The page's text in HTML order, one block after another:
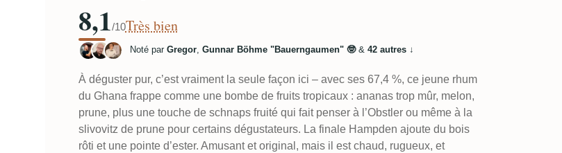
8,1/10Très bien
Noté par Gregor, Gunnar Böhme "Bauerngaumen" 🤓& 42 autres↓
À déguster pur, c’est vraiment la seule façon ici – avec ses 67,4 %, ce jeune rhum
du Ghana frappe comme une bombe de fruits tropicaux : ananas trop mûr, melon,
prune, plus une touche de schnaps fruité qui fait penser à l’Obstler ou même à la
slivovitz de prune pour certains dégustateurs. La finale Hampden ajoute du bois
rôti et une pointe d’ester. Amusant et original, mais il est chaud, rugueux, et